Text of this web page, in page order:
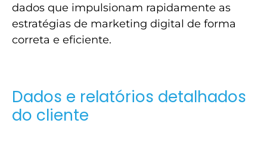
dados que impulsionam rapidamente as
estratégias de marketing digital de forma
correta e eficiente.
Dados e relatórios detalhados
do cliente